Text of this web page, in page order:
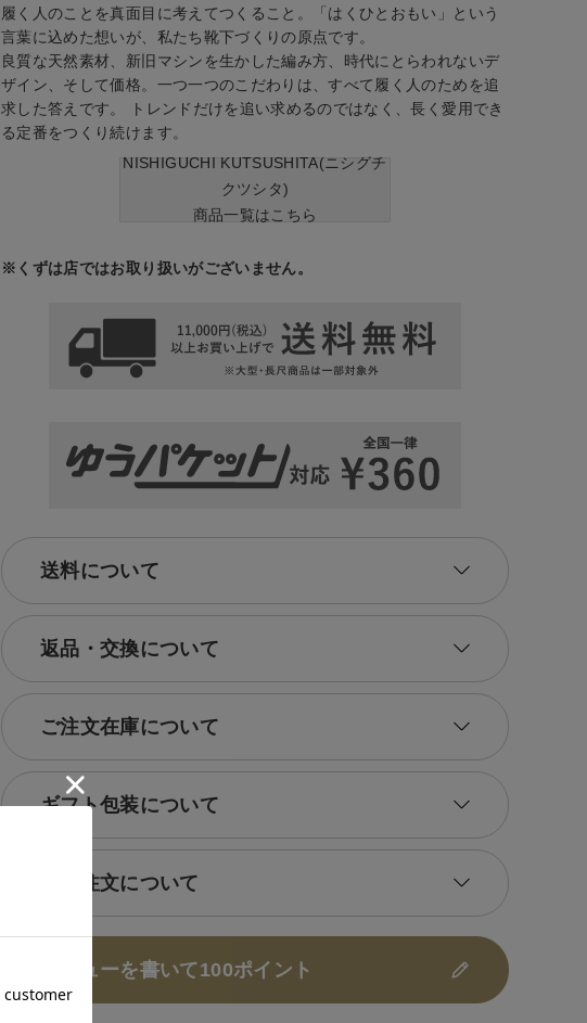
履く人のことを真面目に考えてつくること。「はくひとおもい」という
言葉に込めた想いが、私たち靴下づくりの原点です。
良質な天然素材、新旧マシンを生かした編み方、時代にとらわれないデ
ザイン、そして価格。一つ一つのこだわりは、すべて履く人のためを追
求した答えです。 トレンドだけを追い求めるのではなく、長く愛用でき
る定番をつくり続けます。
NISHIGUCHI KUTSUSHITA(ニシグチ
クツシタ)
商品一覧はこちら
※くずは店ではお取り扱いがございません。
送料について
返品・交換について
ご注文在庫について
ギフト包装について
大口注文について
レビューを書いて100ポイント